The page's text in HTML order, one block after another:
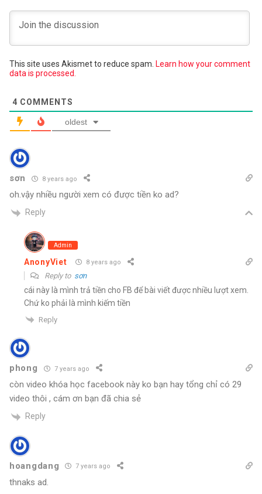
This site uses Akismet to reduce spam. Learn how your comment
data is processed.
4 COMMENTS
oldest
sơn 8 years ago
oh.vậy nhiều người xem có được tiền ko ad?
Reply
Admin
AnonyViet 8 years ago
Reply to sơn
cái này là mình trả tiền cho FB để bài viết được nhiều lượt xem.
Chứ ko phải là mình kiếm tiền
Reply
phong 7 years ago
còn video khóa học facebook này ko bạn hay tổng chỉ có 29
video thôi , cám ơn bạn đã chia sẻ
Reply
hoangdang 7 years ago
thnaks ad.